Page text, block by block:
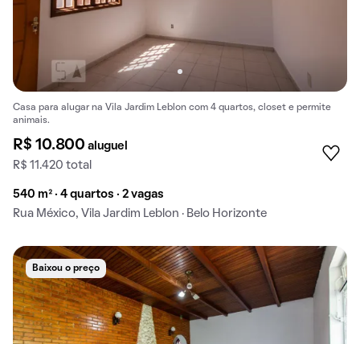
Casa para alugar na Vila Jardim Leblon com 4 quartos, closet e permite
animais.
R$ 10.800aluguel
R$ 11.420 total
540 m² · 4 quartos · 2 vagas
Rua México, Vila Jardim Leblon · Belo Horizonte
Baixou o preço